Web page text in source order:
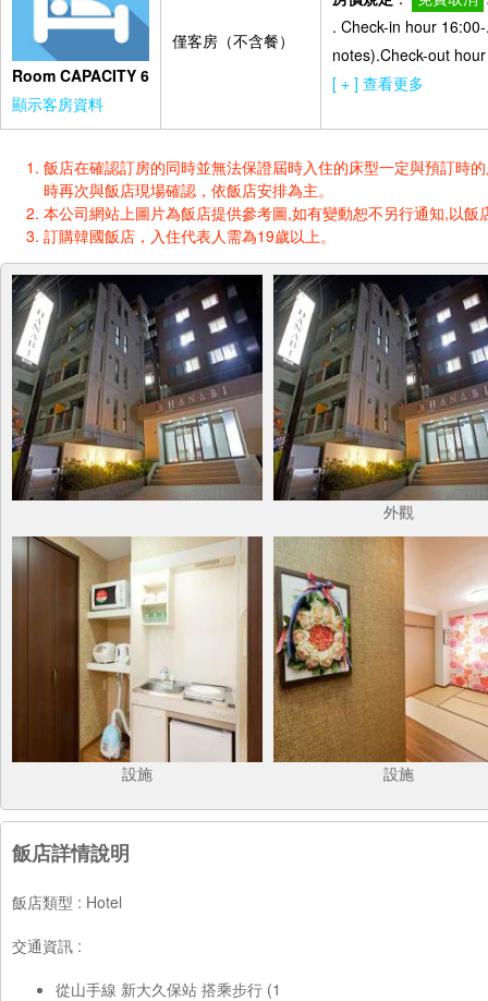
Room CAPACITY 6
顯示客房資料
僅客房（不含餐）
. Check-in hour
notes).Check-out
[ + ] 查看更多
飯店在確認訂房的同時並無法保證屆時入住的床型一定與預訂時
時再次與飯店現場確認，依飯店安排為主。
本公司網站上圖片為飯店提供參考圖,如有變動恕不另行通知,以飯
訂購韓國飯店，入住代表人需為19歲以上。
外觀
設施 設施
飯店詳情說明
飯店類型 : Hotel
交通資訊 :
從山手線 新大久保站 搭乘步行 (1